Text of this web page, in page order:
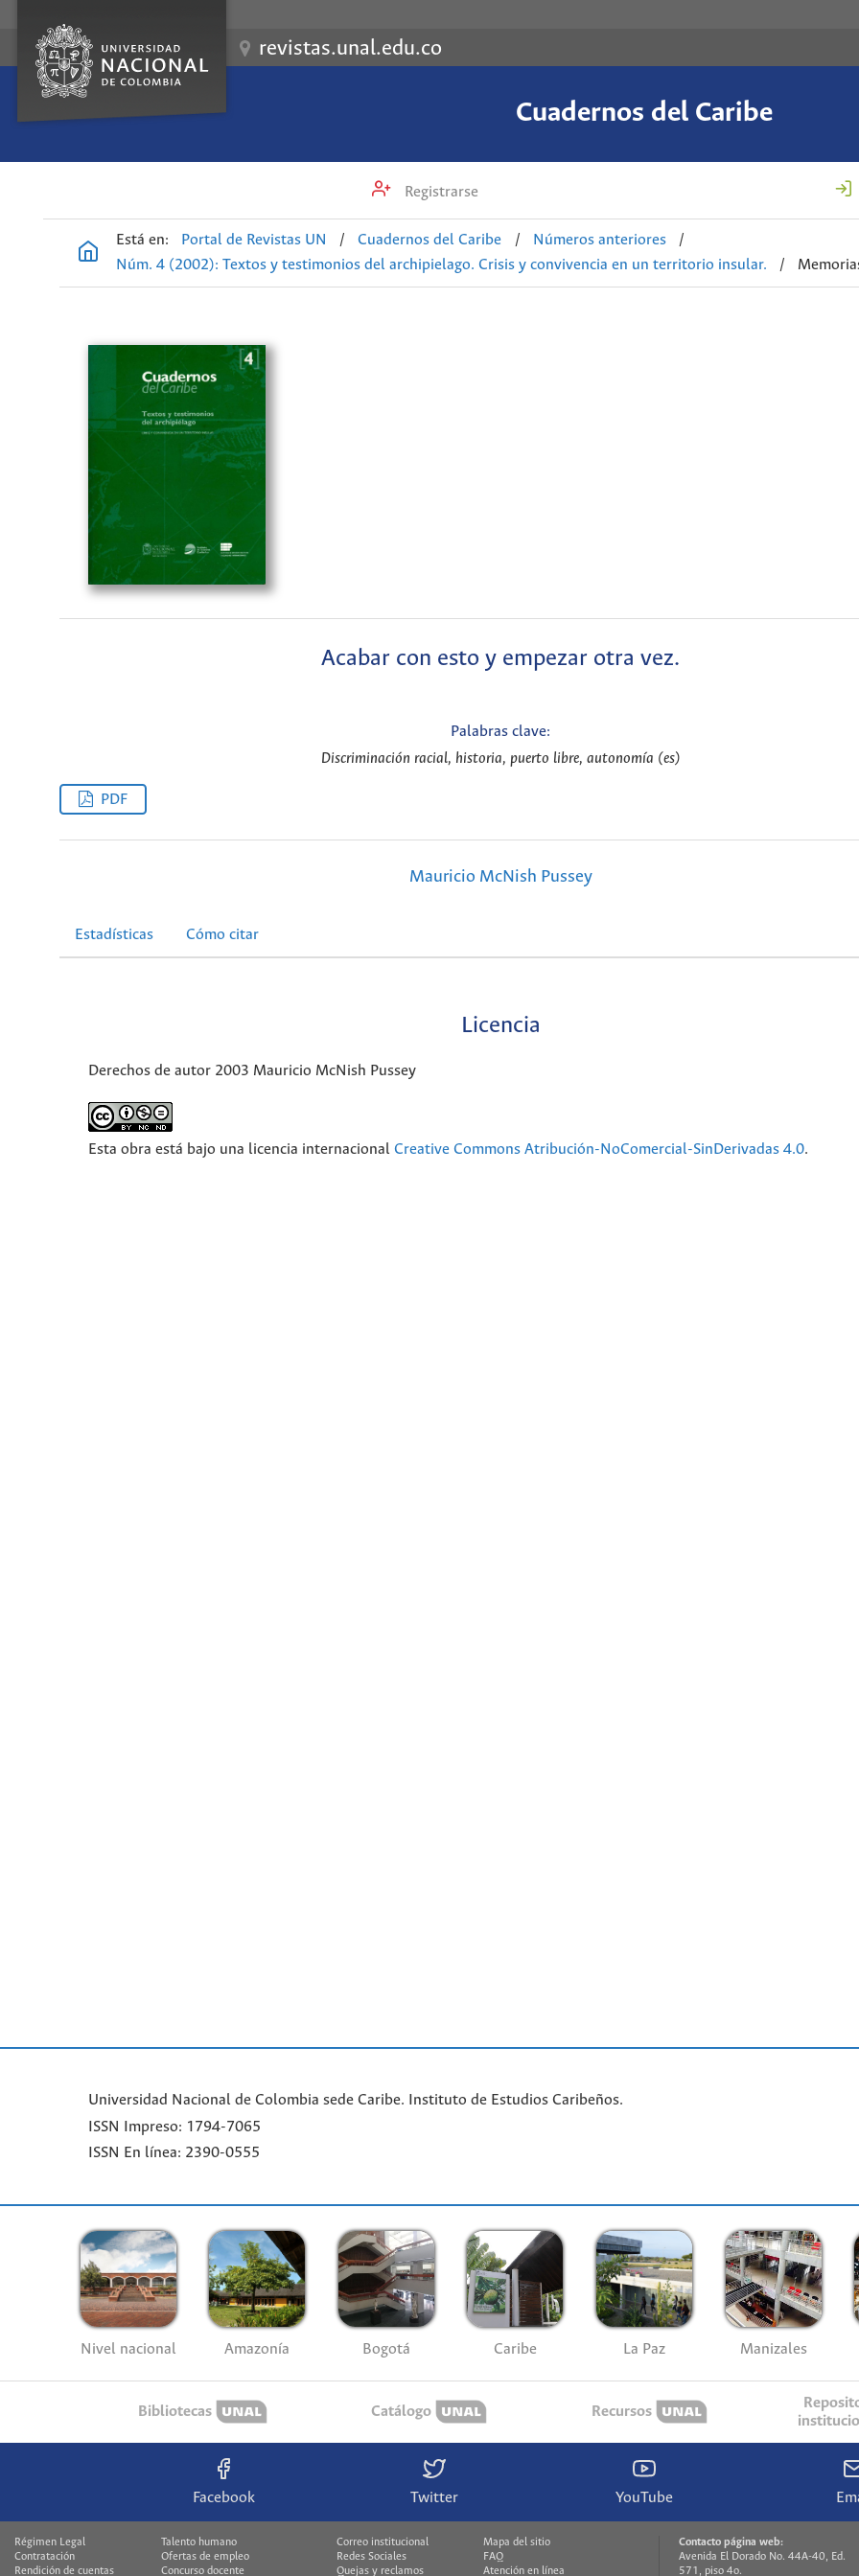
revistas.unal.edu.co
Cuadernos del Caribe
Registrarse
Está en: Portal de Revistas UN / Cuadernos del Caribe / Números anteriores
/
Núm. 4 (2002): Textos y testimonios del archipielago. Crisis y convivencia en un territorio insular.
/
Acabar con esto y empezar otra vez.
Palabras clave:
Discriminación racial, historia, puerto libre, autonomía (es)
PDF
Mauricio McNish Pussey
Estadísticas Cómo citar
Licencia
Derechos de autor 2003 Mauricio McNish Pussey
Esta obra está bajo una licencia internacional Creative Commons Atribución-NoComercial-SinDerivadas 4.0.
Universidad Nacional de Colombia sede Caribe. Instituto de Estudios Caribeños.
ISSN Impreso: 1794-7065
ISSN En línea: 2390-0555
Nivel nacional Amazonía Bogotá Caribe La Paz Manizales
Bibliotecas Catálogo Recursos
Facebook Twitter YouTube
Régimen Legal
Talento humano
Contratación
Ofertas de empleo
Rendición de cuentas
Concurso docente
Correo institucional
Mapa del sitio
Redes Sociales
FAQ
Quejas y reclamos
Atención en línea
Contacto página web:
Avenida El Dorado No. 44A-40, Ed.
571, piso 4o.